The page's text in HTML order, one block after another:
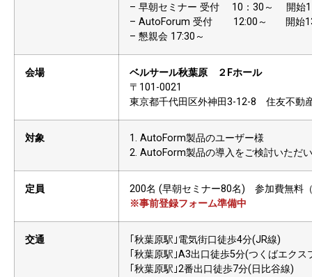
– 早朝セミナー 受付 10：30～ 開始
– AutoForum 受付 12:00～ 開始
– 懇親会 17:30～
会場
ベルサール秋葉原 ２Fホール
〒101-0021
東京都千代田区外神田3-12-8 住友不動
対象
1. AutoForm製品のユーザー様
2. AutoForm製品の導入をご検討いただ
定員
200名 (早朝セミナー80名) 参加費無料
※事前登録フォーム準備中
交通
｢秋葉原駅｣電気街口徒歩4分(JR線)
｢秋葉原駅｣A3出口徒歩5分(つくばエクス
｢秋葉原駅｣2番出口徒歩7分(日比谷線)